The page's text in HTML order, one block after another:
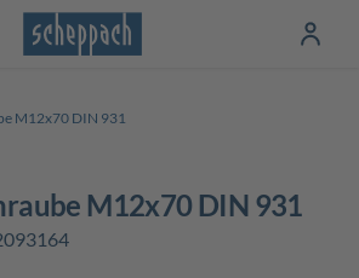
M12x70 DIN 931
M12x70 DIN 931